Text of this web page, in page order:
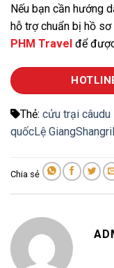
Nếu bạn cần hướng
hỗ trợ chuẩn bị hồ
PHM Travel để
Thẻ: cửu trại câudu
quốcLệ Giang
Chia sẻ